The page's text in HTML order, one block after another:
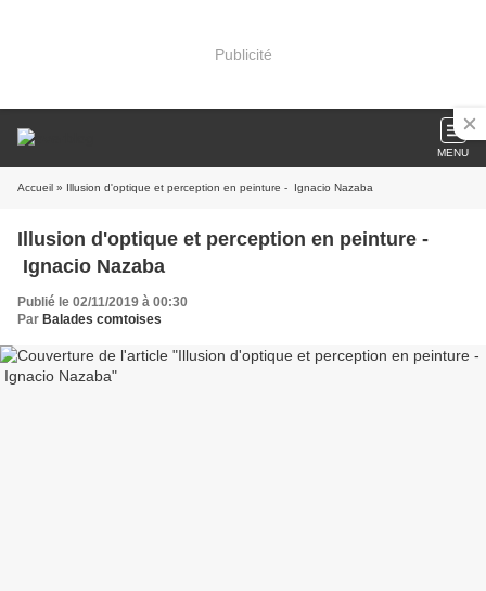
Publicité
MENU
Accueil » Illusion d'optique et perception en peinture - Ignacio Nazaba
Illusion d'optique et perception en peinture -
Ignacio Nazaba
Publié le 02/11/2019 à 00:30
Par Balades comtoises